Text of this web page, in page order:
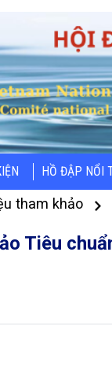
HỒ ĐẬP NỔI
tham khảo
Tiêu